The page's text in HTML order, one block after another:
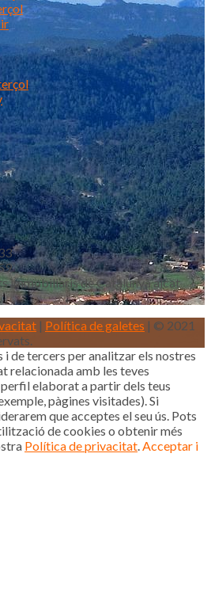
immobiliaris de Catalunya aicat
| Política de galetes | © 2021
de tercers per analitzar els nostres
relacionada amb les teves
elaborat a partir dels teus
pàgines visitades). Si
que acceptes el seu ús. Pots
de cookies o obtenir més
Política de privacitat Acceptar i